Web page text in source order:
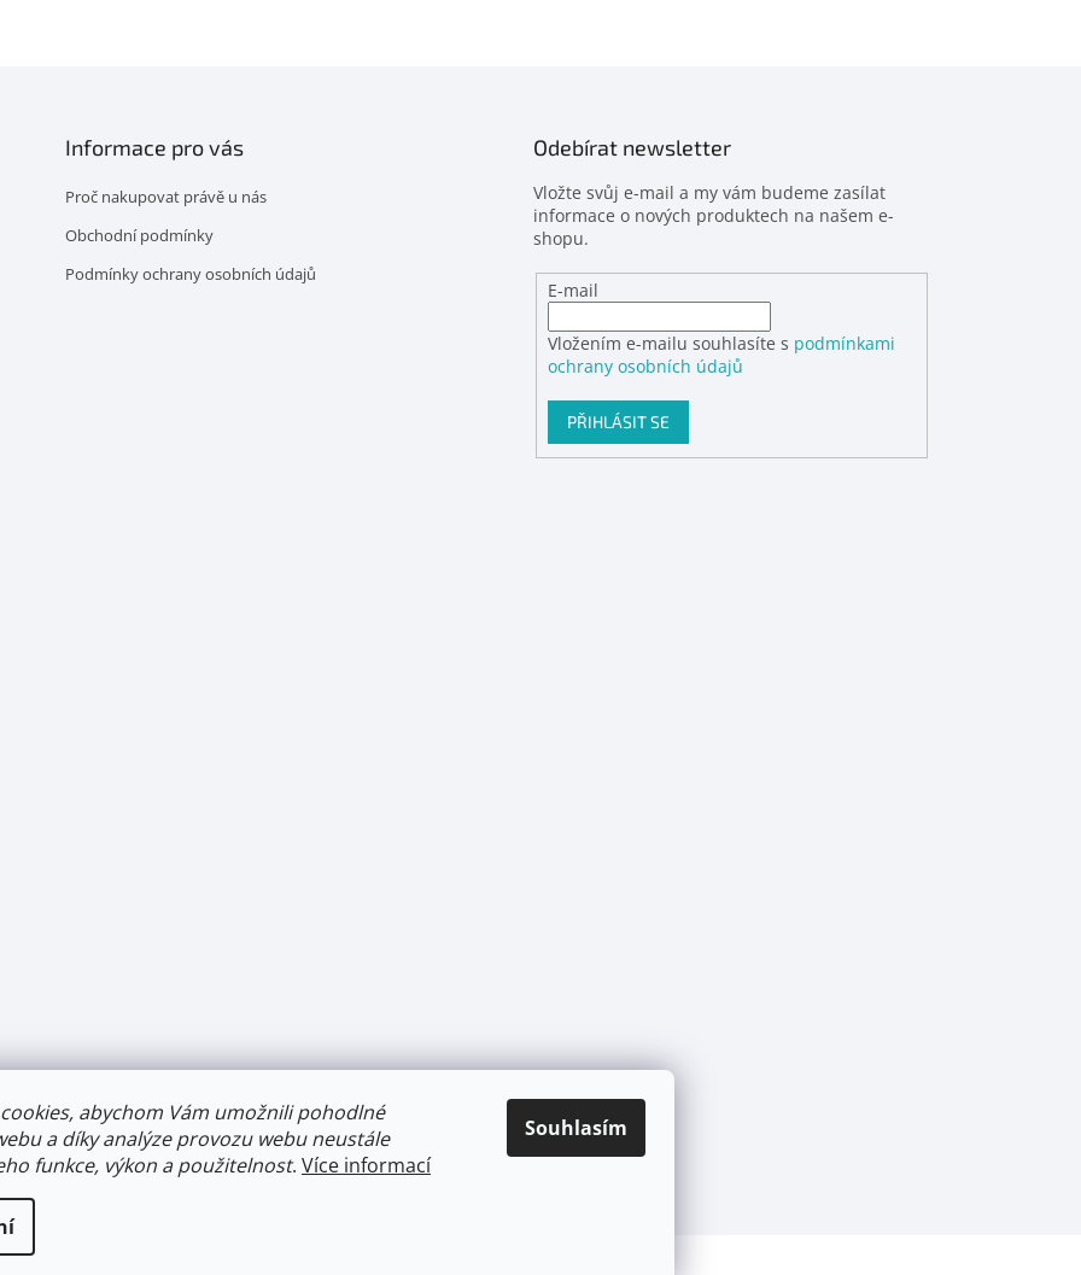
abychom Vám umožnili pohodlné
a díky analýze provozu webu neustále
funkce, výkon a použitelnost. Více informací
Souhlasím
Informace pro vás
Proč nakupovat právě u nás
Obchodní podmínky
Podmínky ochrany osobních údajů
Odebírat newsletter
Vložte svůj e-mail a my vám budeme zasílat
informace o nových produktech na našem e-
shopu.
E-mail
Vložením e-mailu souhlasíte s podmínkami
ochrany osobních údajů
PŘIHLÁSIT SE